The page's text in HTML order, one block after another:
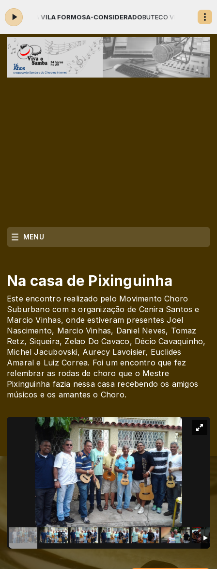
FORMOSA-CONSIDERADOBUTECO VIVA O SAMBA com
MENU
Na casa de Pixinguinha
Este encontro realizado pelo Movimento Choro
Suburbano com a organização de Cenira Santos e
Marcio Vinhas, onde estiveram presentes Joel
Nascimento, Marcio Vinhas, Daniel Neves, Tomaz
Retz, Siqueira, Zelao Do Cavaco, Décio Cavaquinho,
Michel Jacubovski, Aurecy Lavoisier, Euclides
Amaral e Luiz Correa. Foi um encontro que fez
relembrar as rodas de choro que o Mestre
Pixinguinha fazia nessa casa recebendo os amigos
músicos e os amantes o Choro.